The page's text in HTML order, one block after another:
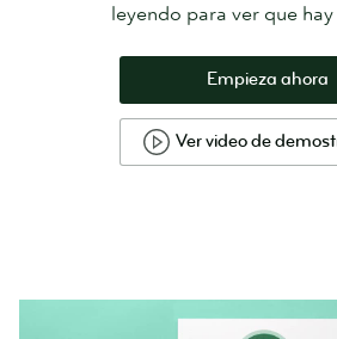
leyendo para ver que
Empieza ahora
Ver video de